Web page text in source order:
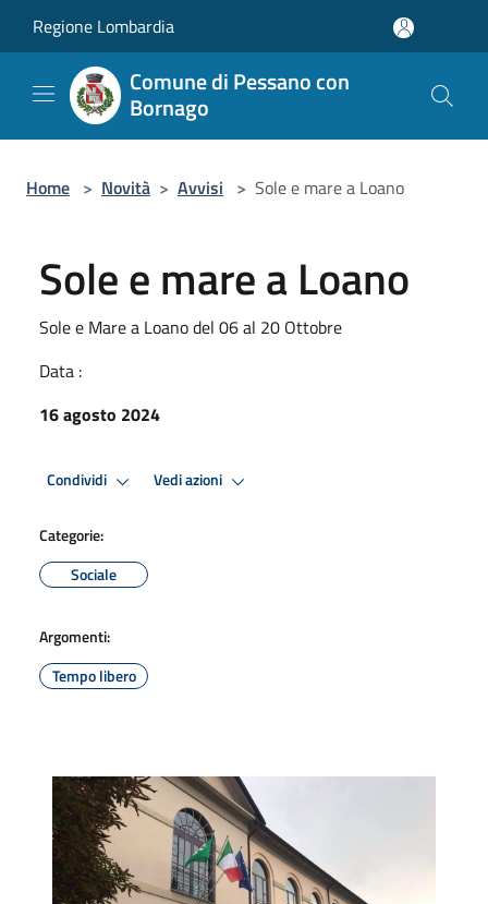
Regione Lombardia
Comune di Pessano con
Bornago
Home > Novità > Avvisi > Sole e mare a Loano
Sole e mare a Loano
Sole e Mare a Loano del 06 al 20 Ottobre
Data :
16 agosto 2024
Condividi Vedi azioni
Categorie:
Sociale
Argomenti:
Tempo libero